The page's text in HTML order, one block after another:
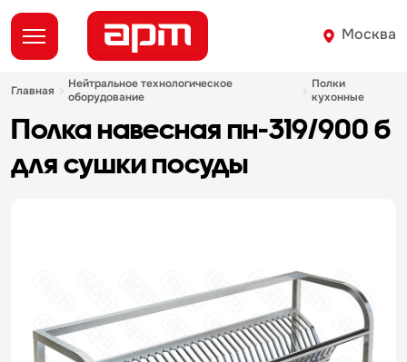
Москва
главная
нейтральное технологическое
оборудование
полки
кухонные
полка навесная пн-319/900 б
для сушки посуды